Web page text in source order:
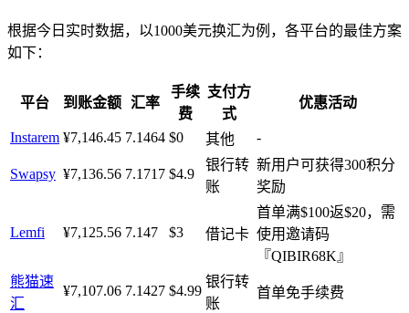
根据今日实时数据，以1000美元换汇为例，各平台的最佳方案
如下：
平台 到账金额 汇率
手续
费
支付方
式
优惠活动
Instarem ¥7,146.45 7.1464 $0 其他 -
Swapsy ¥7,136.56 7.1717 $4.9
银行转
账
新用户可获得300积分
奖励
Lemfi ¥7,125.56 7.147 $3 借记卡
首单满$100返$20，需
使用邀请码
『QIBIR68K』
熊猫速
汇
¥7,107.06 7.1427 $4.99
银行转
账
首单免手续费